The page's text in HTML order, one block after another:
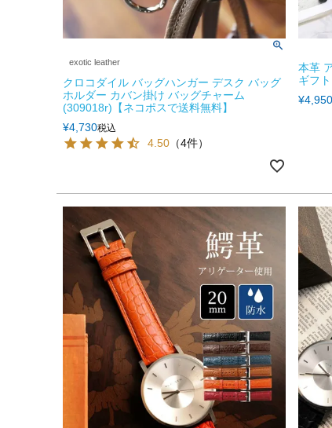
exotic leather
クロコダイル バッグハンガー デスク バッグ
ホルダー カバン掛け バッグチャーム
(309018r)【ネコポスで送料無料】
¥4,730税込
4.50 （4件）
本革
ギフ
¥4,950